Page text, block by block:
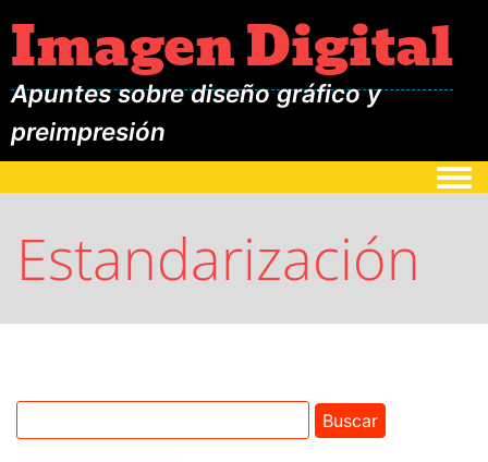
Imagen Digital
Apuntes sobre diseño gráfico y
preimpresión
Estandarización